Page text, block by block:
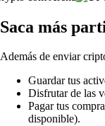
Saca más
Además de enviar
Guardar tus
Disfrutar de las
Pagar tus
disponible).